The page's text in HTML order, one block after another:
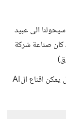
الى عبيد
من نوع جديد ( وبخاصة لو هذا المدير الAI كان صناعة شركة
نقطة ثانية: لو حصل خلاف وجهات النظر هل يمكن اقناع الAI